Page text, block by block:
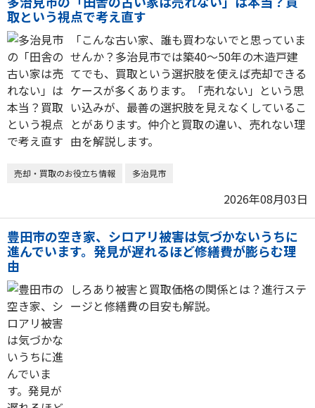
取という視点で考え直す
「こんな古い家、誰も買わないでと思っていま
せんか？多治見市では築40〜50年の木造戸建
てでも、買取という選択肢を使えば売却できる
ケースが多くあります。「売れない」という思
い込みが、最善の選択肢を見えなくしているこ
とがあります。仲介と買取の違い、売れない理
由を解説します。
売却・買取のお役立ち情報 多治見市
2026年08月03日
豊田市の空き家、シロアリ被害は気づかないうちに
進んでいます。発見が遅れるほど修繕費が膨らむ理
由
しろあり被害と買取価格の関係とは？進行ステ
ージと修繕費の目安も解説。